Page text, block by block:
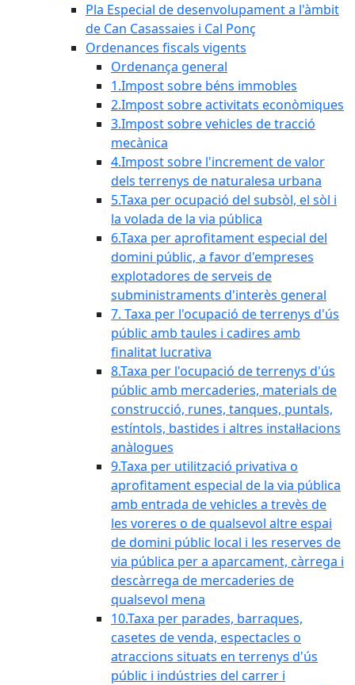
Pla Especial de desenvolupament a l'àmbit
de Can Casassaies i Cal Ponç
Ordenances fiscals vigents
Ordenança general
1.Impost sobre béns immobles
2.Impost sobre activitats econòmiques
3.Impost sobre vehicles de tracció
mecànica
4.Impost sobre l'increment de valor
dels terrenys de naturalesa urbana
5.Taxa per ocupació del subsòl, el sòl i
la volada de la via pública
6.Taxa per aprofitament especial del
domini públic, a favor d'empreses
explotadores de serveis de
subministraments d'interès general
7. Taxa per l'ocupació de terrenys d'ús
públic amb taules i cadires amb
finalitat lucrativa
8.Taxa per l'ocupació de terrenys d'ús
públic amb mercaderies, materials de
construcció, runes, tanques, puntals,
estíntols, bastides i altres instal·lacions
anàlogues
9.Taxa per utilització privativa o
aprofitament especial de la via pública
amb entrada de vehicles a trevès de
les voreres o de qualsevol altre espai
de domini públic local i les reserves de
via pública per a aparcament, càrrega i
descàrrega de mercaderies de
qualsevol mena
10.Taxa per parades, barraques,
casetes de venda, espectacles o
atraccions situats en terrenys d'ús
públic i indústries del carrer i